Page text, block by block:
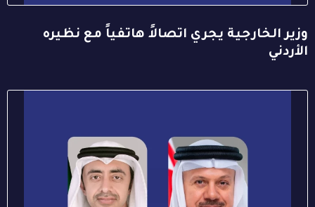
وزير الخارجية يجري اتصالاً هاتفياً مع نظيره
الأردني